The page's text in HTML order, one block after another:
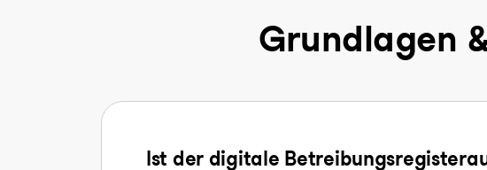
Grundlagen
Ist der digitale